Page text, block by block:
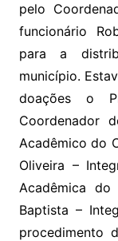
pelo
funcionário
para a
município.
doações o
Coordenador
Acadêmico do
Oliveira –
Acadêmica
Baptista –
procedimento